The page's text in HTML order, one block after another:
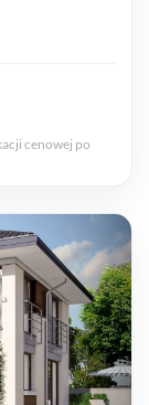
cenowej po